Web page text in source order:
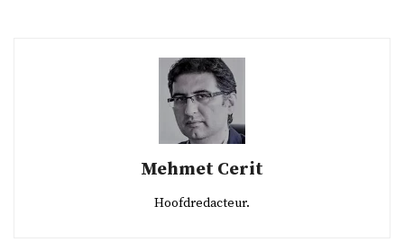
Mehmet Cerit
Hoofdredacteur.